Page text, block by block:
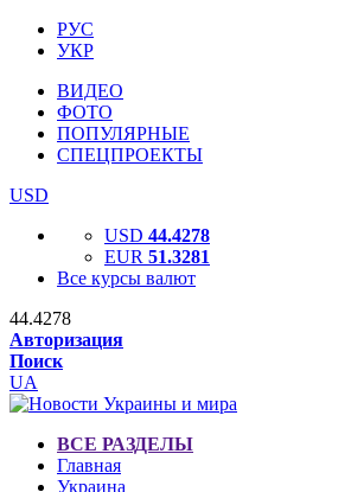
РУС
УКР
ВИДЕО
ФОТО
ПОПУЛЯРНЫЕ
СПЕЦПРОЕКТЫ
USD
USD 44.4278
EUR 51.3281
Все курсы валют
44.4278
Авторизация
Поиск
UA
ВСЕ РАЗДЕЛЫ
Главная
Украина